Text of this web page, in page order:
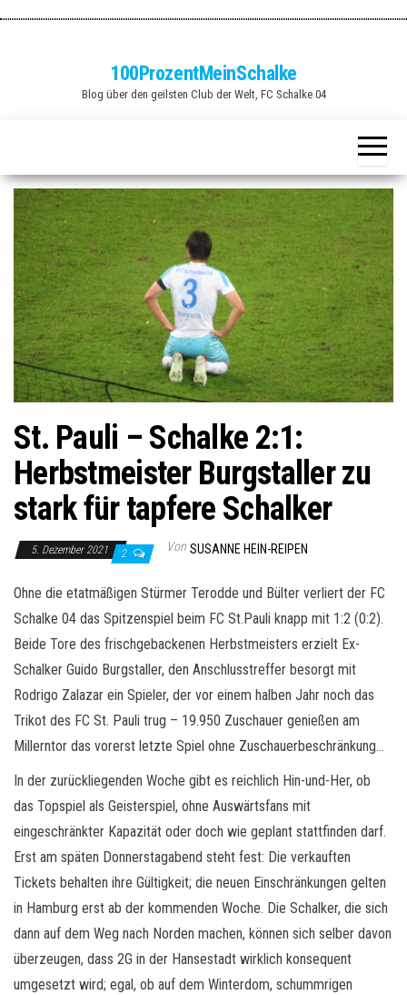
100ProzentMeinSchalke
Blog über den geilsten Club der Welt, FC Schalke 04
St. Pauli – Schalke 2:1:
Herbstmeister Burgstaller zu
stark für tapfere Schalker
5. Dezember 2021 2 Von SUSANNE HEIN-REIPEN
Ohne die etatmäßigen Stürmer Terodde und Bülter verliert der FC
Schalke 04 das Spitzenspiel beim FC St.Pauli knapp mit 1:2 (0:2).
Beide Tore des frischgebackenen Herbstmeisters erzielt Ex-
Schalker Guido Burgstaller, den Anschlusstreffer besorgt mit
Rodrigo Zalazar ein Spieler, der vor einem halben Jahr noch das
Trikot des FC St. Pauli trug – 19.950 Zuschauer genießen am
Millerntor das vorerst letzte Spiel ohne Zuschauerbeschränkung…
In der zurückliegenden Woche gibt es reichlich Hin-und-Her, ob
das Topspiel als Geisterspiel, ohne Auswärtsfans mit
eingeschränkter Kapazität oder doch wie geplant stattfinden darf.
Erst am späten Donnerstagabend steht fest: Die verkauften
Tickets behalten ihre Gültigkeit; die neuen Einschränkungen gelten
in Hamburg erst ab der kommenden Woche. Die Schalker, die sich
dann auf dem Weg nach Norden machen, können sich selber davon
überzeugen, dass 2G in der Hansestadt wirklich konsequent
umgesetzt wird; egal, ob auf dem Winterdom, schummrigen